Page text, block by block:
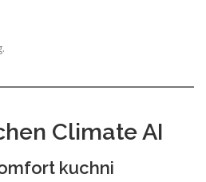
Climate AI
kuchni